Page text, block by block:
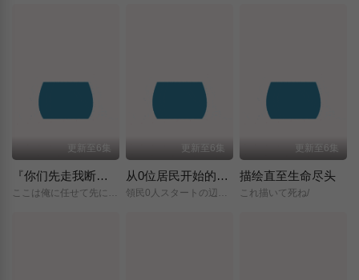
更新至6集
『你们先走我断后』，于是10年后我成为了传说
更新至6集
从0位居民开始的边境领主大人
更新至6集
描绘直至生命尽头
これ描いて死ね/